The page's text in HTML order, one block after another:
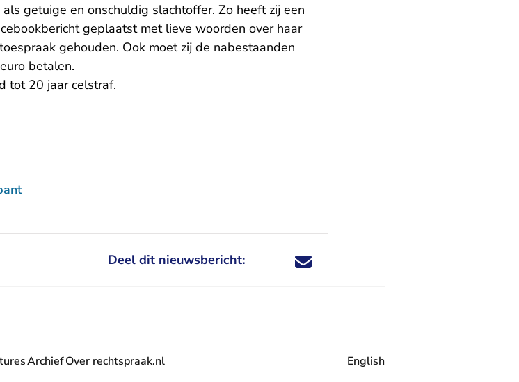
getuige en onschuldig slachtoffer. Zo heeft zij een
geplaatst met lieve woorden over haar
gehouden. Ook moet zij de nabestaanden
betalen.
tot 20 jaar celstraf.
verlaat Rechtspraak.nl
Deel dit nieuwsbericht: Deel dit nieuwsbericht via X - U verlaat
Deel dit nieuwsbericht via Facebook - U
Deel dit nieuwsbericht via e-mail
Deel dit nieuwsbericht via LinkedIn - U
Rechtspraak.nl
Rechtspraak.nl
ArchiefOver rechtspraak.nl English